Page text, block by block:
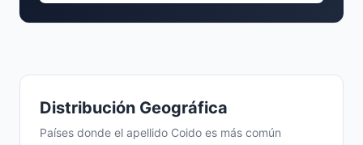
Distribución Geográfica
Países donde el apellido Coido es más común